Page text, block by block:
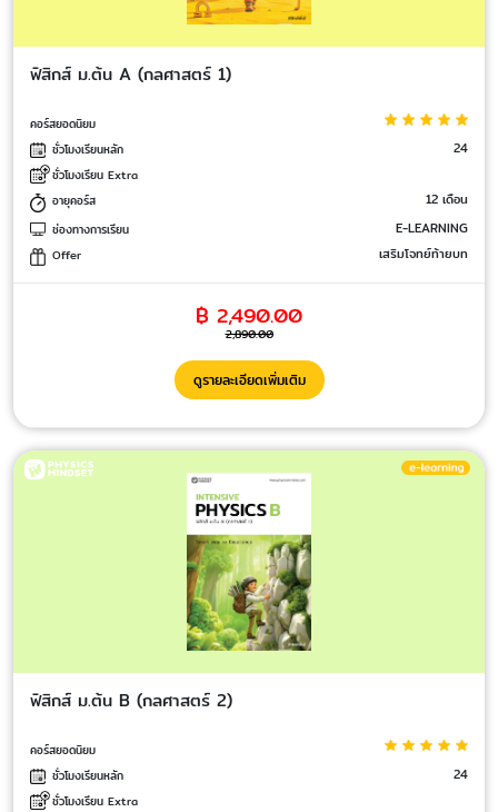
ฟิสิกส์ ม.ต้น A (กลศาสตร์ 1)
คอร์สยอดนิยม
ชั่วโมงเรียนหลัก
24
ชั่วโมงเรียน Extra
อายุคอร์ส
12 เดือน
ช่องทางการเรียน E-LEARNING
Offer เสริมโจทย์ท้ายบท
฿ 2,490.00
2,890.00
ดูรายละเอียดเพิ่มเติม
ฟิสิกส์ ม.ต้น B (กลศาสตร์ 2)
คอร์สยอดนิยม
ชั่วโมงเรียนหลัก
24
ชั่วโมงเรียน Extra